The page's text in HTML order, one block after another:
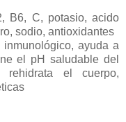
B6, C, potasio, acido
sodio, antioxidantes
ayuda a
el pH saludable del
rehidrata el cuerpo,